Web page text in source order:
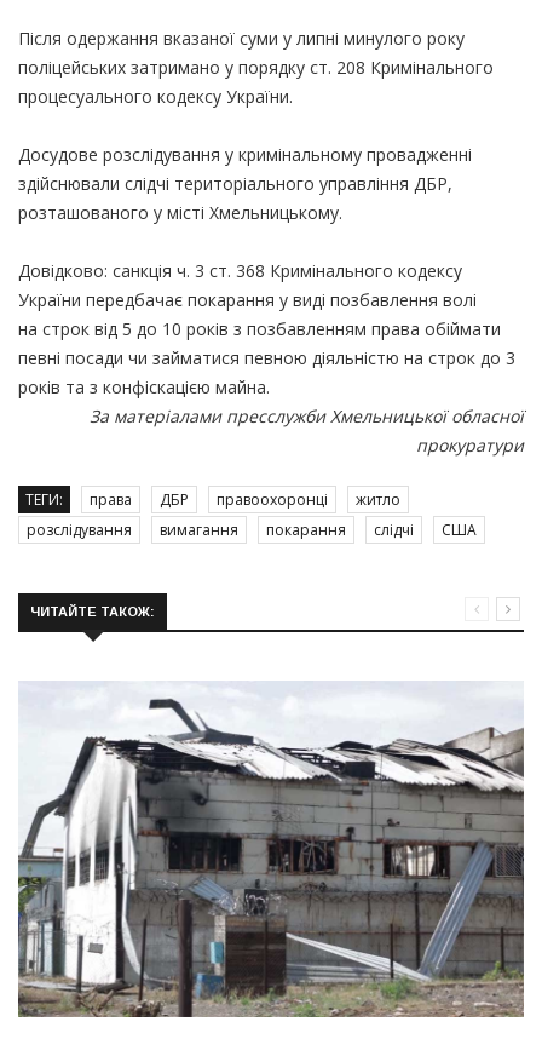
Після одержання вказаної суми у липні минулого року
поліцейських затримано у порядку ст. 208 Кримінального
процесуального кодексу України.
Досудове розслідування у кримінальному провадженні
здійснювали слідчі територіального управління ДБР,
розташованого у місті Хмельницькому.
Довідково: санкція ч. 3 ст. 368 Кримінального кодексу
України передбачає покарання у виді позбавлення волі
на строк від 5 до 10 років з позбавленням права обіймати
певні посади чи займатися певною діяльністю на строк до 3
років та з конфіскацією майна.
За матеріалами пресслужби Хмельницької обласної
прокуратури
ТЕГИ: права ДБР правоохоронці
житло
розслідування
вимагання покарання слідчі США
ЧИТАЙТЕ ТАКОЖ: